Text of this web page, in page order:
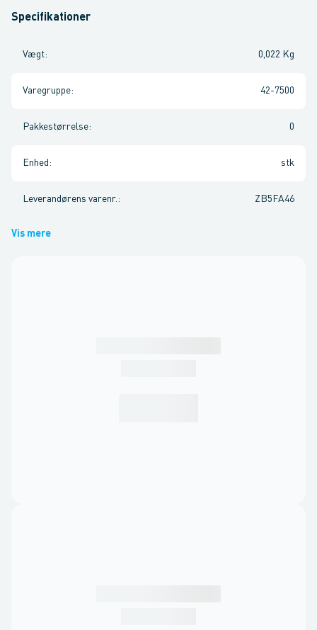
Specifikationer
Vægt: 0,022 Kg
Varegruppe: 42-7500
Pakkestørrelse: 0
Enhed : stk
Leverandørens varenr. : ZB5FA46
Vis mere